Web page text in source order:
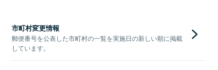
市町村変更情報
郵便番号を公表した市町村の一覧を実施日の新しい順に掲載
しています。